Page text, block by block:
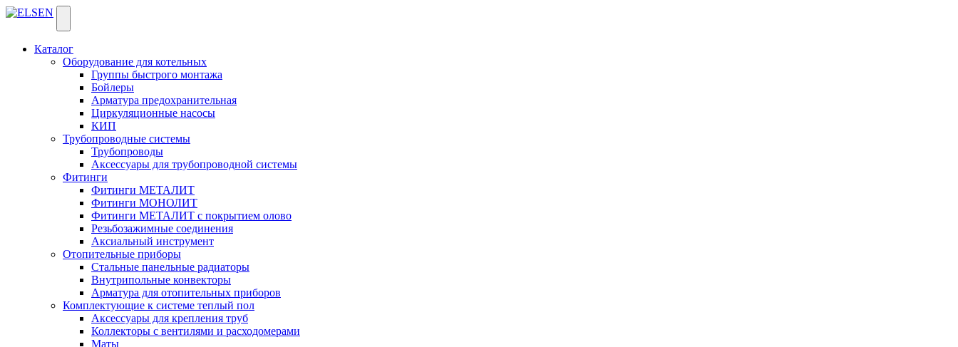
Каталог
Оборудование для котельных
Группы быстрого монтажа
Бойлеры
Арматура предохранительная
Циркуляционные насосы
КИП
Трубопроводные системы
Трубопроводы
Аксессуары для трубопроводной системы
Фитинги
Фитинги МЕТАЛИТ
Фитинги МОНОЛИТ
Фитинги МЕТАЛИТ с покрытием олово
Резьбозажимные соединения
Аксиальный инструмент
Отопительные приборы
Стальные панельные радиаторы
Внутрипольные конвекторы
Арматура для отопительных приборов
Комплектующие к системе теплый пол
Аксессуары для крепления труб
Коллекторы с вентилями и расходомерами
Маты